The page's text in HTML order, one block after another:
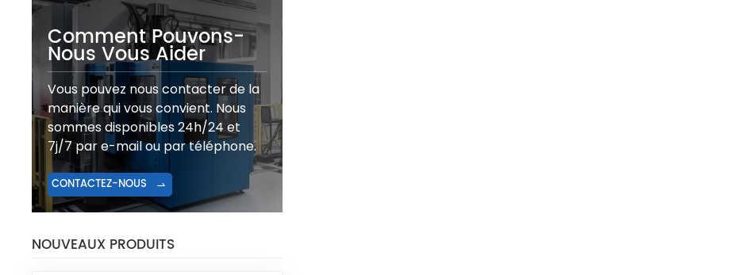
Comment Pouvons-
Nous Vous Aider
Vous pouvez nous contacter de la
manière qui vous convient. Nous
sommes disponibles 24h/24 et
7j/7 par e-mail ou par téléphone.
CONTACTEZ-NOUS
NOUVEAUX PRODUITS